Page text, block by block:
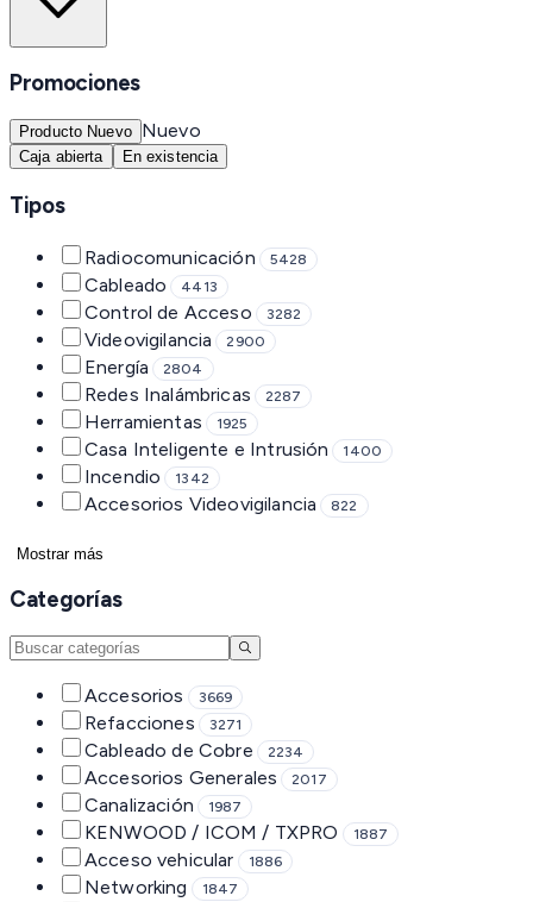
Promociones
Producto Nuevo Nuevo
Caja abierta En existencia
Tipos
Radiocomunicación 5428
Cableado 4413
Control de Acceso 3282
Videovigilancia 2900
Energía 2804
Redes Inalámbricas 2287
Herramientas 1925
Casa Inteligente e Intrusión 1400
Incendio 1342
Accesorios Videovigilancia 822
Mostrar más
Categorías
Accesorios 3669
Refacciones 3271
Cableado de Cobre 2234
Accesorios Generales 2017
Canalización 1987
KENWOOD / ICOM / TXPRO 1887
Acceso vehicular 1886
Networking 1847